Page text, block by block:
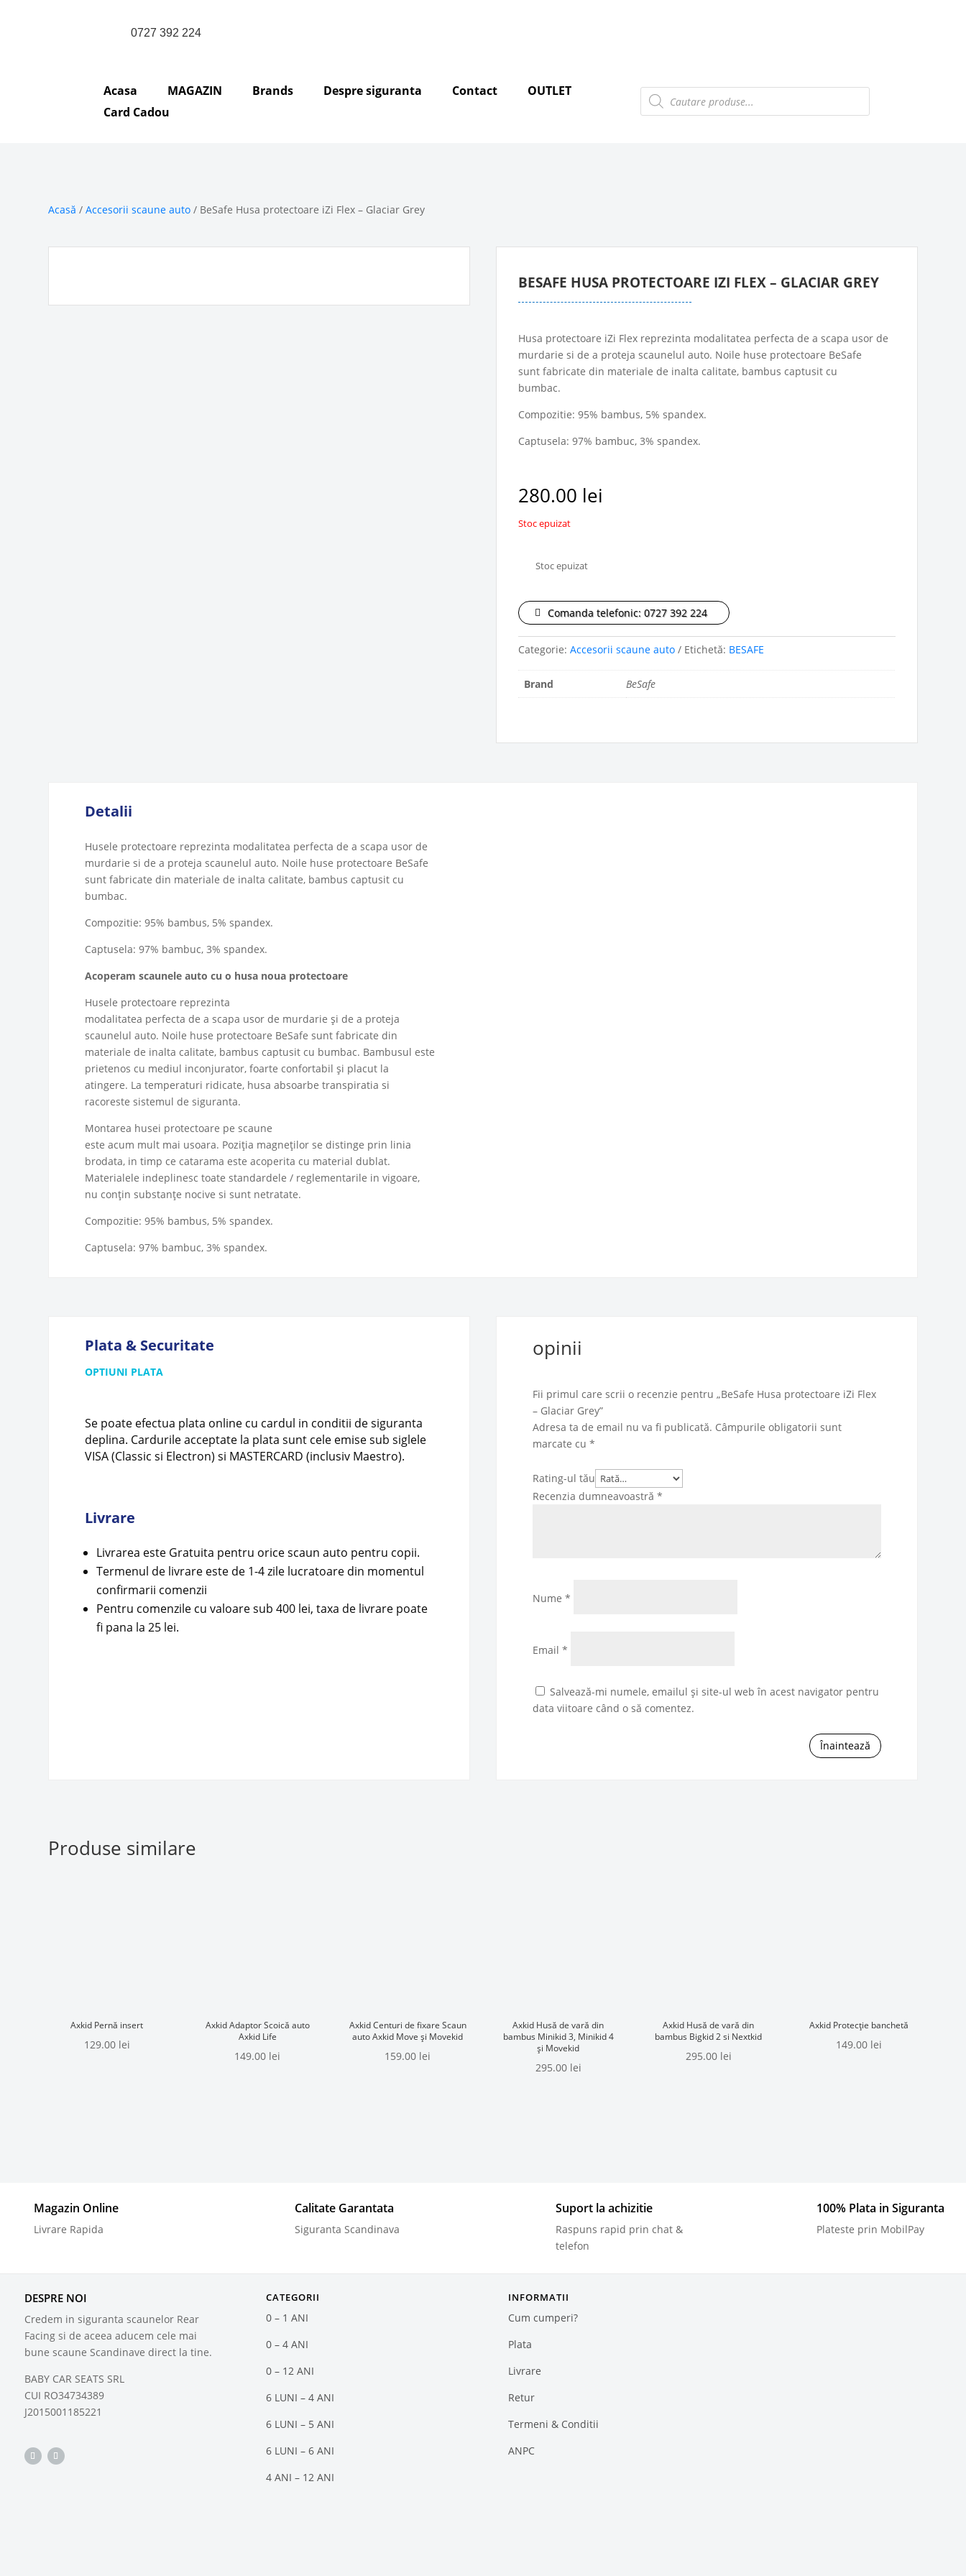
0727 392 224
Acasa MAGAZIN Brands Despre siguranta Contact
OUTLET
Card Cadou
Products
search
Acasă /Accesorii scaune auto / BeSafe Husa protectoare iZi Flex – Glaciar Grey
BESAFE HUSA PROTECTOARE IZI FLEX – GLACIAR GREY
Husa protectoare iZi Flex reprezinta modalitatea perfecta de a scapa usor de
murdarie si de a proteja scaunelul auto. Noile huse protectoare BeSafe
sunt fabricate din materiale de inalta calitate, bambus captusit cu
bumbac.
Compozitie: 95% bambus, 5% spandex.
Captusela: 97% bambuc, 3% spandex.
280.00 lei
Stoc epuizat
Stoc epuizat
Comanda telefonic: 0727 392 224
Categorie:Accesorii scaune auto Etichetă: BESAFE
Brand BeSafe
Detalii
Husele protectoare reprezinta modalitatea perfecta de a scapa usor de
murdarie si de a proteja scaunelul auto. Noile huse protectoare BeSafe
sunt fabricate din materiale de inalta calitate, bambus captusit cu
bumbac.
Compozitie: 95% bambus, 5% spandex.
Captusela: 97% bambuc, 3% spandex.
Acoperam scaunele auto cu o husa noua protectoare
Husele protectoare reprezinta
modalitatea perfecta de a scapa usor de murdarie și de a proteja
scaunelul auto. Noile huse protectoare BeSafe sunt fabricate din
materiale de inalta calitate, bambus captusit cu bumbac. Bambusul este
prietenos cu mediul inconjurator, foarte confortabil și placut la
atingere. La temperaturi ridicate, husa absoarbe transpiratia si
racoreste sistemul de siguranta.
Montarea husei protectoare pe scaune
este acum mult mai usoara. Poziția magneților se distinge prin linia
brodata, in timp ce catarama este acoperita cu material dublat.
Materialele indeplinesc toate standardele / reglementarile in vigoare,
nu conțin substanțe nocive si sunt netratate.
Compozitie: 95% bambus, 5% spandex.
Captusela: 97% bambuc, 3% spandex.
Plata & Securitate
OPTIUNI PLATA
Se poate efectua plata online cu cardul in conditii de siguranta
deplina. Cardurile acceptate la plata sunt cele emise sub siglele
VISA (Classic si Electron) si MASTERCARD (inclusiv Maestro).
Livrare
Livrarea este Gratuita pentru orice scaun auto pentru copii.
Termenul de livrare este de 1-4 zile lucratoare din momentul
confirmarii comenzii
Pentru comenzile cu valoare sub 400 lei, taxa de livrare poate
fi pana la 25 lei.
opinii
Fii primul care scrii o recenzie pentru „BeSafe Husa protectoare iZi Flex
– Glaciar Grey”
Adresa ta de email nu va fi publicată. Câmpurile obligatorii sunt
marcate cu*
Rating-ul tău
Recenzia dumneavoastră*
Nume*
Email*
Salvează-mi numele, emailul și site-ul web în acest navigator pentru
data viitoare când o să comentez.
Înaintează
Produse similare
Axkid Pernă insert
129.00 lei
Axkid Adaptor Scoică auto
Axkid Life
149.00 lei
Axkid Centuri de fixare Scaun
auto Axkid Move și Movekid
159.00 lei
Axkid Husă de vară din
bambus Minikid 3, Minikid 4
și Movekid
295.00 lei
Axkid Husă de vară din
bambus Bigkid 2 si Nextkid
295.00 lei
Axkid Protecție banchetă
149.00 lei
Magazin Online
Livrare Rapida
Calitate Garantata
Siguranta Scandinava
Suport la achizitie
Raspuns rapid prin chat &
telefon
100% Plata in Siguranta
Plateste prin MobilPay
DESPRE NOI
Credem in siguranta scaunelor Rear
Facing si de aceea aducem cele mai
bune scaune Scandinave direct la tine.
BABY CAR SEATS SRL
CUI RO34734389
J2015001185221
CATEGORII
0 – 1 ANI
0 – 4 ANI
0 – 12 ANI
6 LUNI – 4 ANI
6 LUNI – 5 ANI
6 LUNI – 6 ANI
4 ANI – 12 ANI
INFORMATII
Cum cumperi?
Plata
Livrare
Retur
Termeni & Conditii
ANPC